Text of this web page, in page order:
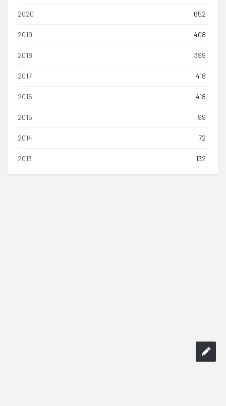
2020 652
2019 408
2018 399
2017 418
2016 418
2015 99
2014 72
2013 132